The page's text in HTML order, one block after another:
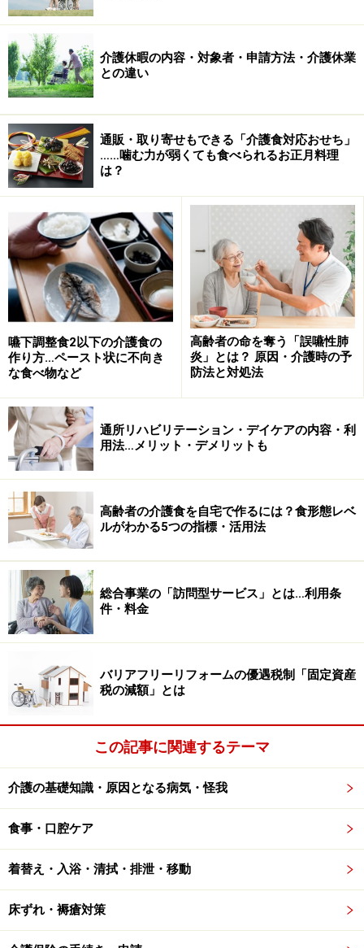
介護休暇の内容・対象者・申請方法・介護休業
との違い
通販・取り寄せもできる「介護食対応おせち」
……噛む力が弱くても食べられるお正月料理
は？
嚥下調整食2以下の介護食の
作り方…ペースト状に不向き
な食べ物など
高齢者の命を奪う「誤嚥性肺
炎」とは？ 原因・介護時の予
防法と対処法
通所リハビリテーション・デイケアの内容・利
用法…メリット・デメリットも
高齢者の介護食を自宅で作るには？食形態レベ
ルがわかる5つの指標・活用法
総合事業の「訪問型サービス」とは…利用条
件・料金
バリアフリーリフォームの優遇税制「固定資産
税の減額」とは
この記事に関連するテーマ
介護の基礎知識・原因となる病気・怪我
食事・口腔ケア
着替え・入浴・清拭・排泄・移動
床ずれ・褥瘡対策